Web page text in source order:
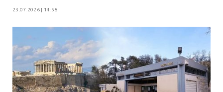
23.07.2026 | 14:58